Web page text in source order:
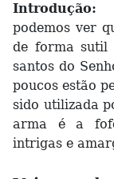
Introdução:
podemos ver
de forma sutil
santos do
poucos estão
sido utilizada
arma é a
intrigas e